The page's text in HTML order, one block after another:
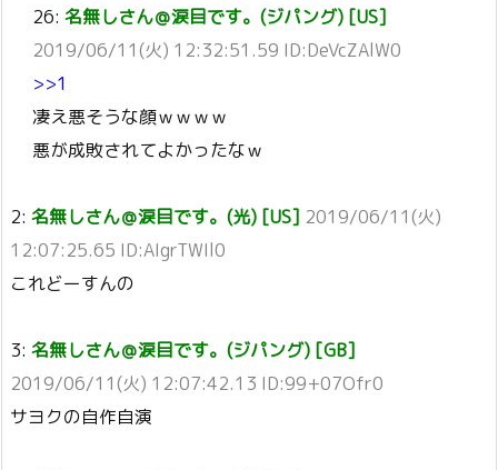
26: 名無しさん＠涙目です。(ジパング) [US]
2019/06/11(火) 12:32:51.59 ID:DeVcZAlW0
>>1
凄え悪そうな顔ｗｗｗｗ
悪が成敗されてよかったなｗ
2: 名無しさん＠涙目です。(光) [US] 2019/06/11(火)
12:07:25.65 ID:AIgrTWIl0
これどーすんの
3: 名無しさん＠涙目です。(ジパング) [GB]
2019/06/11(火) 12:07:42.13 ID:99+07Ofr0
サヨクの自作自演